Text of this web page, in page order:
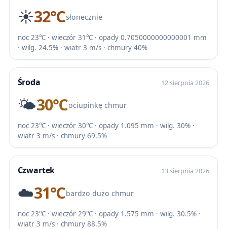
☀️32℃słonecznie
noc 23℃ · wieczór 31℃ · opady 0.7050000000000001 mm
· wilg. 24.5% · wiatr 3 m/s · chmury 40%
Środa 12 sierpnia 2026
🌤️30℃ociupinkę chmur
noc 23℃ · wieczór 30℃ · opady 1.095 mm · wilg. 30% ·
wiatr 3 m/s · chmury 69.5%
Czwartek 13 sierpnia 2026
☁️31℃bardzo dużo chmur
noc 23℃ · wieczór 29℃ · opady 1.575 mm · wilg. 30.5% ·
wiatr 3 m/s · chmury 88.5%